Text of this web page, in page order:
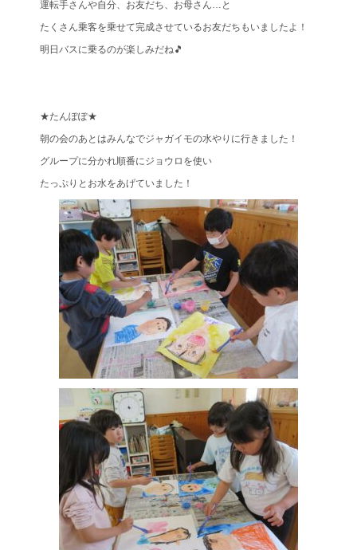
運転手さんや自分、お友だち、お母さん…と
たくさん乗客を乗せて完成させているお友だちもいましたよ！
明日バスに乗るのが楽しみだね🎵
★たんぽぽ★
朝の会のあとはみんなでジャガイモの水やりに行きました！
グループに分かれ順番にジョウロを使い
たっぷりとお水をあげていました！